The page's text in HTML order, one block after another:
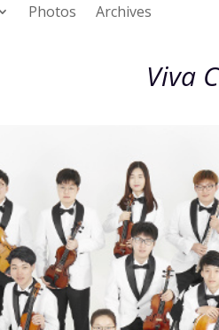
Photos Archives
Viva